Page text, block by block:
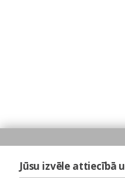
Jūsu izvēle attiecībā